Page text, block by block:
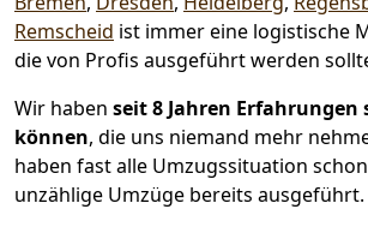
Remscheid ist immer eine logistische
die von Profis ausgeführt werden
Wir haben seit8 Jahren Erfahrungen
können, die uns niemand mehr
haben fast alle Umzugssituation
unzählige Umzüge bereits ausgeführt.